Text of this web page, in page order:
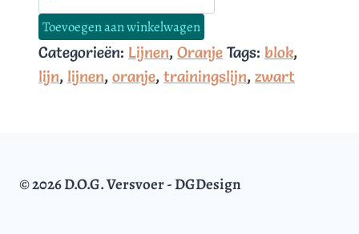
zwart-
blok
aantal
Toevoegen aan winkelwagen
Categorieën: Lijnen, Oranje Tags: blok,
lijn, lijnen, oranje, trainingslijn, zwart
© 2026 D.O.G. Versvoer - DGDesign